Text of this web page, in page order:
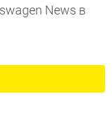
News в